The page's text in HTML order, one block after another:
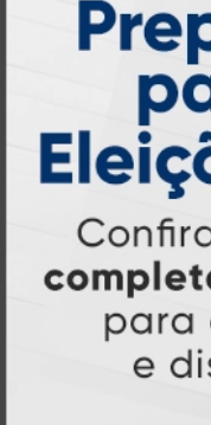
Catálogos e